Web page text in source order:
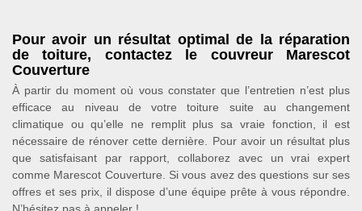
Pour avoir un résultat optimal de la réparation
de toiture, contactez le couvreur Marescot
Couverture
À partir du moment où vous constater que l’entretien n’est plus
efficace au niveau de votre toiture suite au changement
climatique ou qu’elle ne remplit plus sa vraie fonction, il est
nécessaire de rénover cette dernière. Pour avoir un résultat plus
que satisfaisant par rapport, collaborez avec un vrai expert
comme Marescot Couverture. Si vous avez des questions sur ses
offres et ses prix, il dispose d’une équipe prête à vous répondre.
N’hésitez pas à appeler !